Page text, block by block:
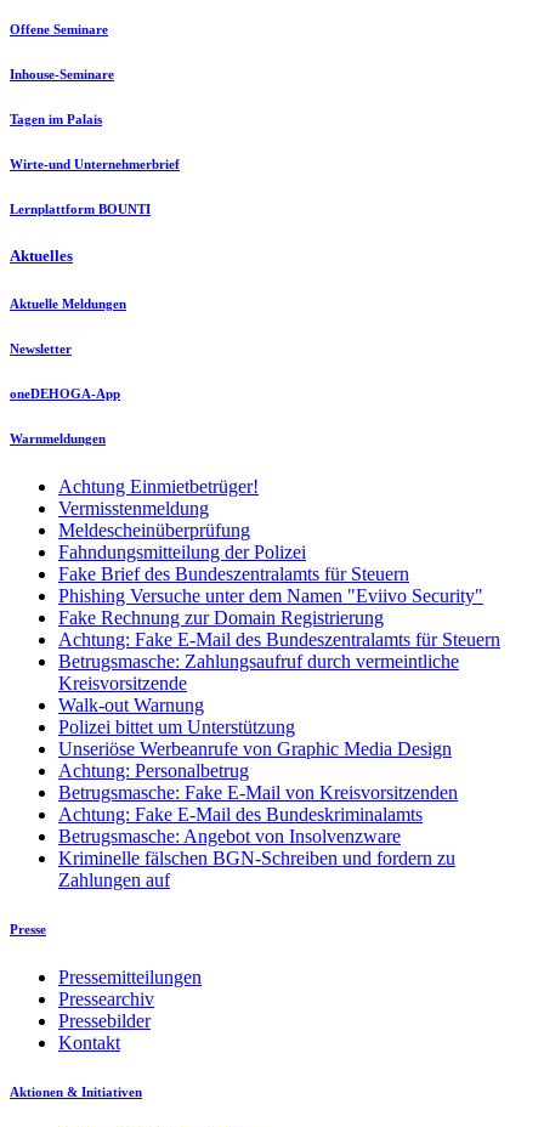
Offene Seminare
Inhouse-Seminare
Tagen im Palais
Wirte-und Unternehmerbrief
Lernplattform BOUNTI
Aktuelles
Aktuelle Meldungen
Newsletter
oneDEHOGA-App
Warnmeldungen
Achtung Einmietbetrüger!
Vermisstenmeldung
Meldescheinüberprüfung
Fahndungsmitteilung der Polizei
Fake Brief des Bundeszentralamts für Steuern
Phishing Versuche unter dem Namen "Eviivo Security"
Fake Rechnung zur Domain Registrierung
Achtung: Fake E-Mail des Bundeszentralamts für Steuern
Betrugsmasche: Zahlungsaufruf durch vermeintliche
Kreisvorsitzende
Walk-out Warnung
Polizei bittet um Unterstützung
Unseriöse Werbeanrufe von Graphic Media Design
Achtung: Personalbetrug
Betrugsmasche: Fake E-Mail von Kreisvorsitzenden
Achtung: Fake E-Mail des Bundeskriminalamts
Betrugsmasche: Angebot von Insolvenzware
Kriminelle fälschen BGN-Schreiben und fordern zu
Zahlungen auf
Presse
Pressemitteilungen
Pressearchiv
Pressebilder
Kontakt
Aktionen & Initiativen